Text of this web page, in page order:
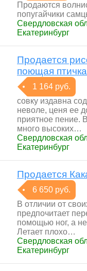
Продаются
попугайчики
Свердловская
Екатеринбург
Продается
поющая
1 164 руб.
совку издавна
неволе, ценя ее
приятное пение.
много высоких…
Свердловская
Екатеринбург
Продается
6 650 руб.
В отличии от
предпочитает
помощью ног, а
Летает плохо…
Свердловская
Екатеринбург